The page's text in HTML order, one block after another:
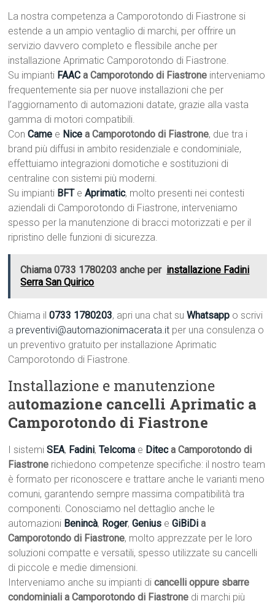
La nostra competenza a Camporotondo di Fiastrone si
estende a un ampio ventaglio di marchi, per offrire un
servizio davvero completo e flessibile anche per
installazione Aprimatic Camporotondo di Fiastrone.
Su impianti FAAC a Camporotondo di Fiastrone interveniamo
frequentemente sia per nuove installazioni che per
l’aggiornamento di automazioni datate, grazie alla vasta
gamma di motori compatibili.
ConCame e Nice a Camporotondo di Fiastrone, due tra i
brand più diffusi in ambito residenziale e condominiale,
effettuiamo integrazioni domotiche e sostituzioni di
centraline con sistemi più moderni.
Su impianti BFT eAprimatic, molto presenti nei contesti
aziendali di Camporotondo di Fiastrone, interveniamo
spesso per la manutenzione di bracci motorizzati e per il
ripristino delle funzioni di sicurezza.
Chiama 0733 1780203 anche per installazione Fadini
Serra San Quirico
Chiama il0733 1780203, apri una chat suWhatsapp o scrivi
a preventivi@automazionimacerata.it per una consulenza o
un preventivo gratuito per installazione Aprimatic
Camporotondo di Fiastrone.
Installazione e manutenzione
automazione cancelli Aprimatic a
Camporotondo di Fiastrone
I sistemiSEA, Fadini,Telcoma e Diteca Camporotondo di
Fiastrone richiedono competenze specifiche: il nostro team
è formato per riconoscere e trattare anche le varianti meno
comuni, garantendo sempre massima compatibilità tra
componenti. Conosciamo nel dettaglio anche le
automazioni Benincà, Roger,Genius eGiBiDi a
Camporotondo di Fiastrone, molto apprezzate per le loro
soluzioni compatte e versatili, spesso utilizzate su cancelli
di piccole e medie dimensioni.
Interveniamo anche su impianti dicancelli oppure sbarre
condominiali a Camporotondo di Fiastrone di marchi più